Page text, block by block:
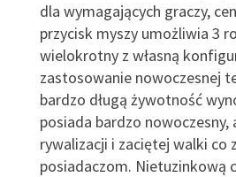
dla wymagających graczy,
przycisk myszy umożliwia 3
wielokrotny z własną
zastosowanie nowoczesnej
bardzo długą żywotność
posiada bardzo
rywalizacji i zaciętej walki co
posiadaczom. Nietuzinkową